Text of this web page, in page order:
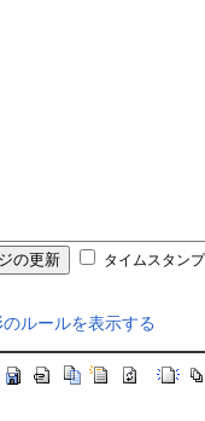
タイムスタン
ルールを表示する